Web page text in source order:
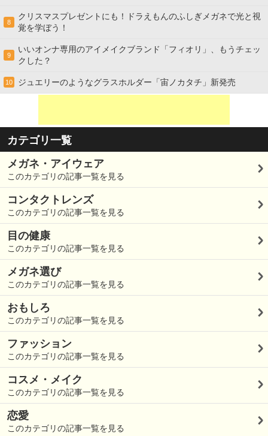
8
クリスマスプレゼントにも！ドラえもんのふしぎメガネで光と視
覚を学ぼう！
9
いいオンナ専用のアイメイクブランド「フィオリ」、もうチェッ
クした？
10 ジュエリーのようなグラスホルダー「宙ノカタチ」新発売
カテゴリ一覧
メガネ・アイウェア
このカテゴリの記事一覧を見る
コンタクトレンズ
このカテゴリの記事一覧を見る
目の健康
このカテゴリの記事一覧を見る
メガネ選び
このカテゴリの記事一覧を見る
おもしろ
このカテゴリの記事一覧を見る
ファッション
このカテゴリの記事一覧を見る
コスメ・メイク
このカテゴリの記事一覧を見る
恋愛
このカテゴリの記事一覧を見る